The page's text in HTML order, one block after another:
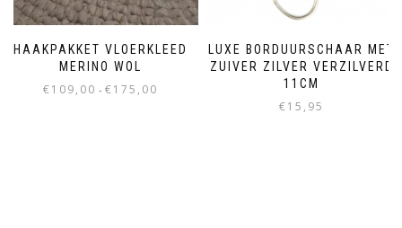
HAAKPAKKET VLOERKLEED
MERINO WOL
€109,00 - €175,00
LUXE BORDUURSCHAAR MET
ZUIVER ZILVER VERZILVERD
11CM
€15,95